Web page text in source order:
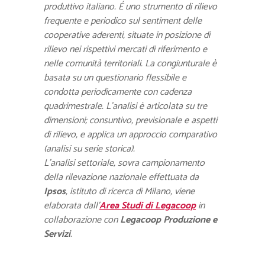
produttivo italiano. É uno strumento di rilievo
frequente e periodico sul sentiment delle
cooperative aderenti, situate in posizione di
rilievo nei rispettivi mercati di riferimento e
nelle comunità territoriali. La congiunturale è
basata su un questionario flessibile e
condotta periodicamente con cadenza
quadrimestrale. L’analisi è articolata su tre
dimensioni; consuntivo, previsionale e aspetti
di rilievo, e applica un approccio comparativo
(analisi su serie storica).
L’analisi settoriale, sovra campionamento
della rilevazione nazionale effettuata da
Ipsos, istituto di ricerca di Milano, viene
elaborata dall’Area Studi di Legacoopin
collaborazione conLegacoop Produzione e
Servizi.